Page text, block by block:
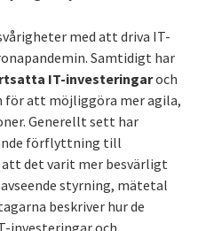
med att driva IT-
Samtidigt har
IT-investeringaroch
att möjliggöra mer agila,
Generellt sett har
förflyttning till
det varit mer besvärligt
styrning, mätetal
beskriver hur de
investeringar och